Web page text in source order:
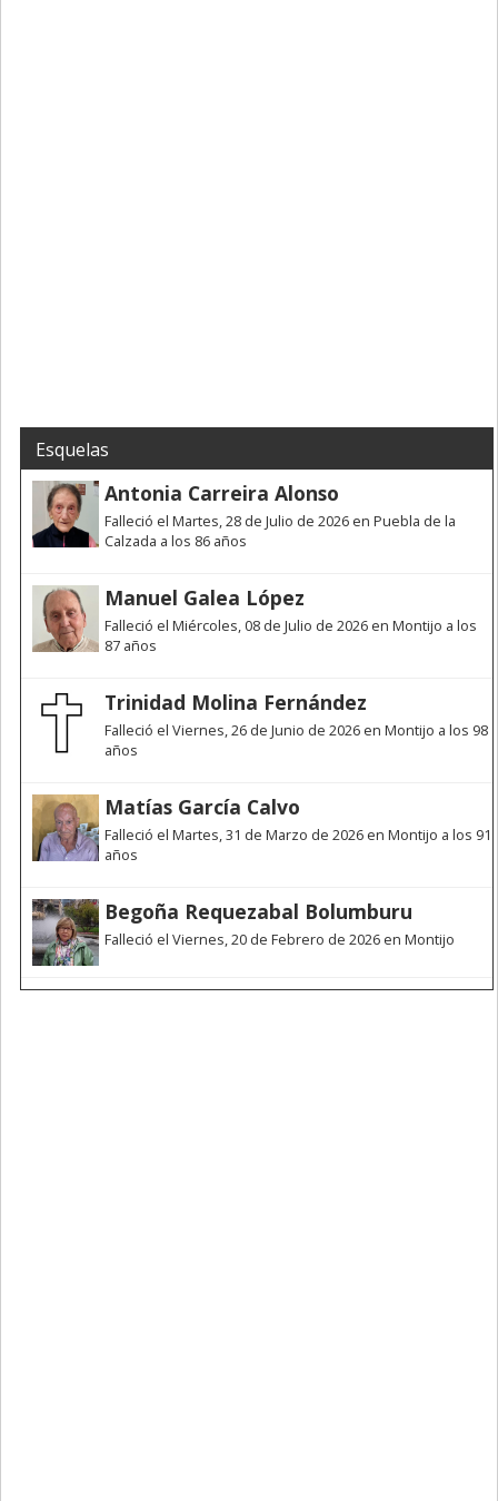
Esquelas
Antonia Carreira Alonso
Falleció el Martes, 28 de Julio de 2026 en Puebla de la
Calzada a los 86 años
Manuel Galea López
Falleció el Miércoles, 08 de Julio de 2026 en Montijo a los
87 años
Trinidad Molina Fernández
Falleció el Viernes, 26 de Junio de 2026 en Montijo a los 98
años
Matías García Calvo
Falleció el Martes, 31 de Marzo de 2026 en Montijo a los 91
años
Begoña Requezabal Bolumburu
Falleció el Viernes, 20 de Febrero de 2026 en Montijo